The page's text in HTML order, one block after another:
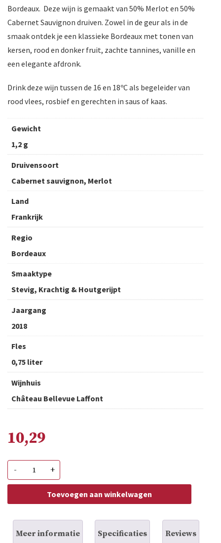
Bordeaux. Deze wijn is gemaakt van 50% Merlot en 50%
Cabernet Sauvignon druiven. Zowel in de geur als in de
smaak ontdek je een klassieke Bordeaux met tonen van
kersen, rood en donker fruit, zachte tannines, vanille en
een elegante afdronk.
Drink deze wijn tussen de 16 en 18ºC als begeleider van
rood vlees, rosbief en gerechten in saus of kaas.
Gewicht
1,2 g
Druivensoort
Cabernet sauvignon, Merlot
Land
Frankrijk
Regio
Bordeaux
Smaaktype
Stevig, Krachtig & Houtgerijpt
Jaargang
2018
Fles
0,75 liter
Wijnhuis
Château Bellevue Laffont
10,29
-
Bellevue
Laffont
Vieilles
aantal
+
Toevoegen aan winkelwagen
Meer informatie Specificaties Reviews